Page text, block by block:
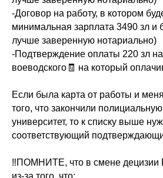
-Договор на работу, в котором
минимальная зарплата 3490 зл и
лучше заверенную нотариально)
-Подтверждение оплаты 220 зл
воеводского🧾 на который
Если была карта от работы и
того, что закончили
университет, то к списку выше
соответствующий
‼️ПОМНИТЕ, что в смене децизии
из-за того, что: